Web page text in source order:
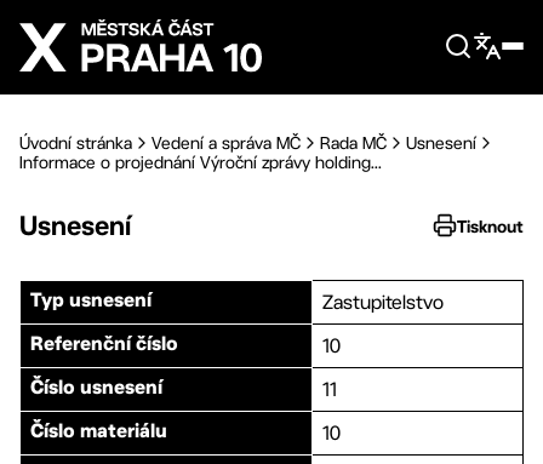
Přejít na hlavní obsah
Úvodní stránka Vedení a správa MČ Rada MČ
Usnesení
Informace o projednání Výroční zprávy holding...
Usnesení Tisknout
Typ usnesení Zastupitelstvo
Referenční číslo 10
Číslo usnesení 11
Číslo materiálu 10